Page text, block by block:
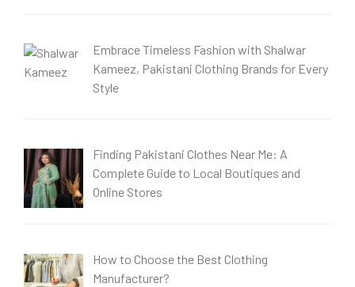
Embrace Timeless Fashion with Shalwar
Kameez, Pakistani Clothing Brands for Every
Style
Finding Pakistani Clothes Near Me: A
Complete Guide to Local Boutiques and
Online Stores
How to Choose the Best Clothing
Manufacturer?